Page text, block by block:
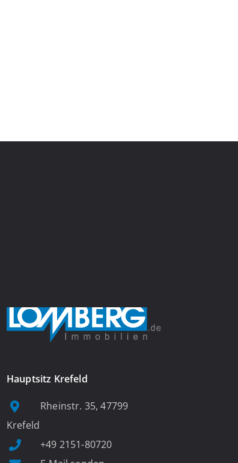
Hauptsitz Krefeld
Rheinstr. 35, 47799
Krefeld
+49 2151-80720